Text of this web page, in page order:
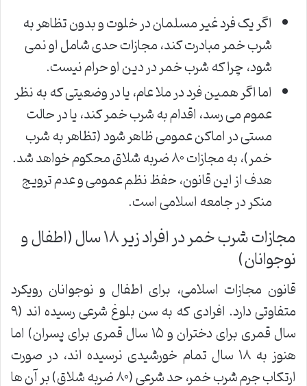
اگر یک فرد غیر مسلمان در خلوت و بدون تظاهر به
شرب خمر مبادرت کند، مجازات حدی شامل او نمی
شود، چرا که شرب خمر در دین او حرام نیست.
اما اگر همین فرد در ملا عام، یا در وضعیتی که به نظر
عموم می رسد، اقدام به شرب خمر کند، یا در حالت
مستی در اماکن عمومی ظاهر شود (تظاهر به شرب
خمر)، به مجازات ۸۰ ضربه شلاق محکوم خواهد شد.
هدف از این قانون، حفظ نظم عمومی و عدم ترویج
منکر در جامعه اسلامی است.
مجازات شرب خمر در افراد زیر ۱۸ سال (اطفال و
نوجوانان)
قانون مجازات اسلامی، برای اطفال و نوجوانان رویکرد
متفاوتی دارد. افرادی که به سن بلوغ شرعی رسیده اند (۹
سال قمری برای دختران و ۱۵ سال قمری برای پسران) اما
هنوز به ۱۸ سال تمام خورشیدی نرسیده اند، در صورت
ارتکاب جرم شرب خمر، حد شرعی (۸۰ ضربه شلاق) بر آن ها